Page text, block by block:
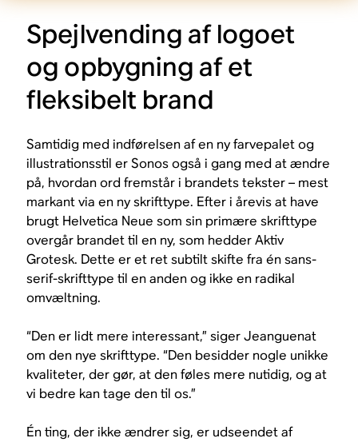
Spejlvending af logoet
og opbygning af et
fleksibelt brand
Samtidig med indførelsen af en ny farvepalet og
illustrationsstil er Sonos også i gang med at ændre
på, hvordan ord fremstår i brandets tekster – mest
markant via en ny skrifttype. Efter i årevis at have
brugt Helvetica Neue som sin primære skrifttype
overgår brandet til en ny, som hedder Aktiv
Grotesk. Dette er et ret subtilt skifte fra én sans-
serif-skrifttype til en anden og ikke en radikal
omvæltning.
“Den er lidt mere interessant,” siger Jeanguenat
om den nye skrifttype. “Den besidder nogle unikke
kvaliteter, der gør, at den føles mere nutidig, og at
vi bedre kan tage den til os.”
Én ting, der ikke ændrer sig, er udseendet af